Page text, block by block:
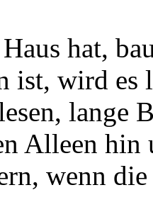
hat,
ist, wird es
lange
Alleen hin
wenn